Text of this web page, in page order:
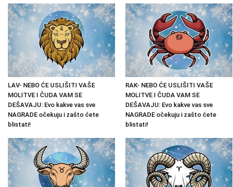
LAV- NEBO ĆE USLIŠITI VAŠE
MOLITVE I ČUDA VAM SE
DEŠAVAJU: Evo kakve vas sve
NAGRADE očekuju i zašto ćete
blistati!
RAK- NEBO ĆE USLIŠITI VAŠE
MOLITVE I ČUDA VAM SE
DEŠAVAJU: Evo kakve vas sve
NAGRADE očekuju i zašto ćete
blistati!